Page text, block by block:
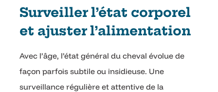
Surveiller l’état corporel
et ajuster l’alimentation
Avec l’âge, l’état général du cheval évolue de
façon parfois subtile ou insidieuse. Une
surveillance régulière et attentive de la